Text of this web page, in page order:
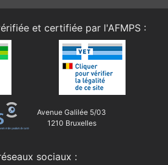
et certifiée par l'AFMPS :
Avenue Galilée 5/03
1210 Bruxelles
sociaux :